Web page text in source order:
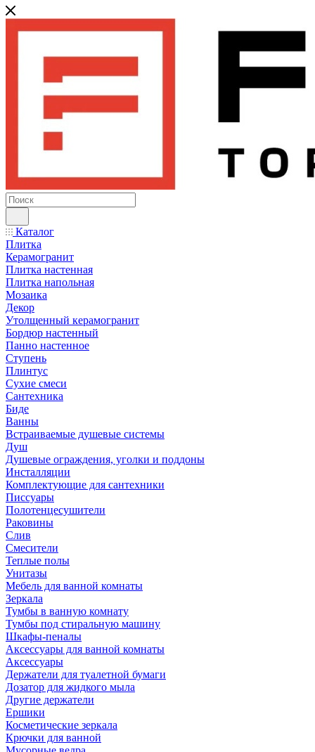
Каталог
Плитка
Керамогранит
Плитка настенная
Плитка напольная
Мозаика
Декор
Утолщенный керамогранит
Бордюр настенный
Панно настенное
Ступень
Плинтус
Сухие смеси
Сантехника
Биде
Ванны
Встраиваемые душевые системы
Душ
Душевые ограждения, уголки и поддоны
Инсталляции
Комплектующие для сантехники
Писсуары
Полотенцесушители
Раковины
Слив
Смесители
Теплые полы
Унитазы
Мебель для ванной комнаты
Зеркала
Тумбы в ванную комнату
Тумбы под стиральную машину
Шкафы-пеналы
Аксессуары для ванной комнаты
Аксессуары
Держатели для туалетной бумаги
Дозатор для жидкого мыла
Другие держатели
Ершики
Косметические зеркала
Крючки для ванной